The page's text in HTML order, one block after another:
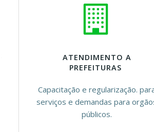
ATENDIMENTO A
PREFEITURAS
Capacitação e regularização.
serviços e demandas para
públicos.